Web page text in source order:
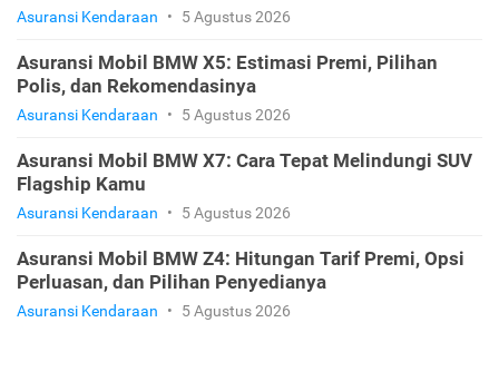
Asuransi Kendaraan • 5 Agustus 2026
Asuransi Mobil BMW X5: Estimasi Premi, Pilihan
Polis, dan Rekomendasinya
Asuransi Kendaraan • 5 Agustus 2026
Asuransi Mobil BMW X7: Cara Tepat Melindungi SUV
Flagship Kamu
Asuransi Kendaraan • 5 Agustus 2026
Asuransi Mobil BMW Z4: Hitungan Tarif Premi, Opsi
Perluasan, dan Pilihan Penyedianya
Asuransi Kendaraan • 5 Agustus 2026